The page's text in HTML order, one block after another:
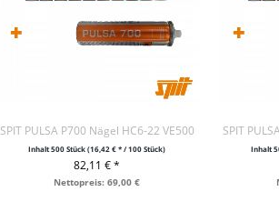
SPIT PULSA P700 Nägel HC6-22 VE500
Inhalt500 Stück(16,42 € * / 100 Stück)
82,11 € *
+ IN DEN WARENKORB
Nettopreis: 69,00 €
SPIT
Inhalt
+